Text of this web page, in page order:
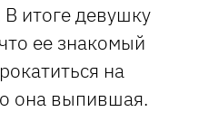
итоге девушку
ее знакомый
на
она выпившая.